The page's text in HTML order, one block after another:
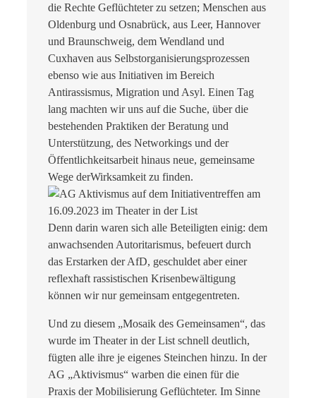
die Rechte Geflüchteter zu setzen; Menschen aus
Oldenburg und Osnabrück, aus Leer, Hannover
und Braunschweig, dem Wendland und
Cuxhaven aus Selbstorganisierungsprozessen
ebenso wie aus Initiativen im Bereich
Antirassismus, Migration und Asyl. Einen Tag
lang machten wir uns auf die Suche, über die
bestehenden Praktiken der Beratung und
Unterstützung, des Networkings und der
Öffentlichkeitsarbeit hinaus neue, gemeinsame
Wege derWirksamkeit zu finden.
Denn darin waren sich alle Beteiligten einig: dem
anwachsenden Autoritarismus, befeuert durch
das Erstarken der AfD, geschuldet aber einer
reflexhaft rassistischen Krisenbewältigung
können wir nur gemeinsam entgegentreten.
Und zu diesem „Mosaik des Gemeinsamen“, das
wurde im Theater in der List schnell deutlich,
fügten alle ihre je eigenes Steinchen hinzu. In der
AG „Aktivismus“ warben die einen für die
Praxis der Mobilisierung Geflüchteter. Im Sinne